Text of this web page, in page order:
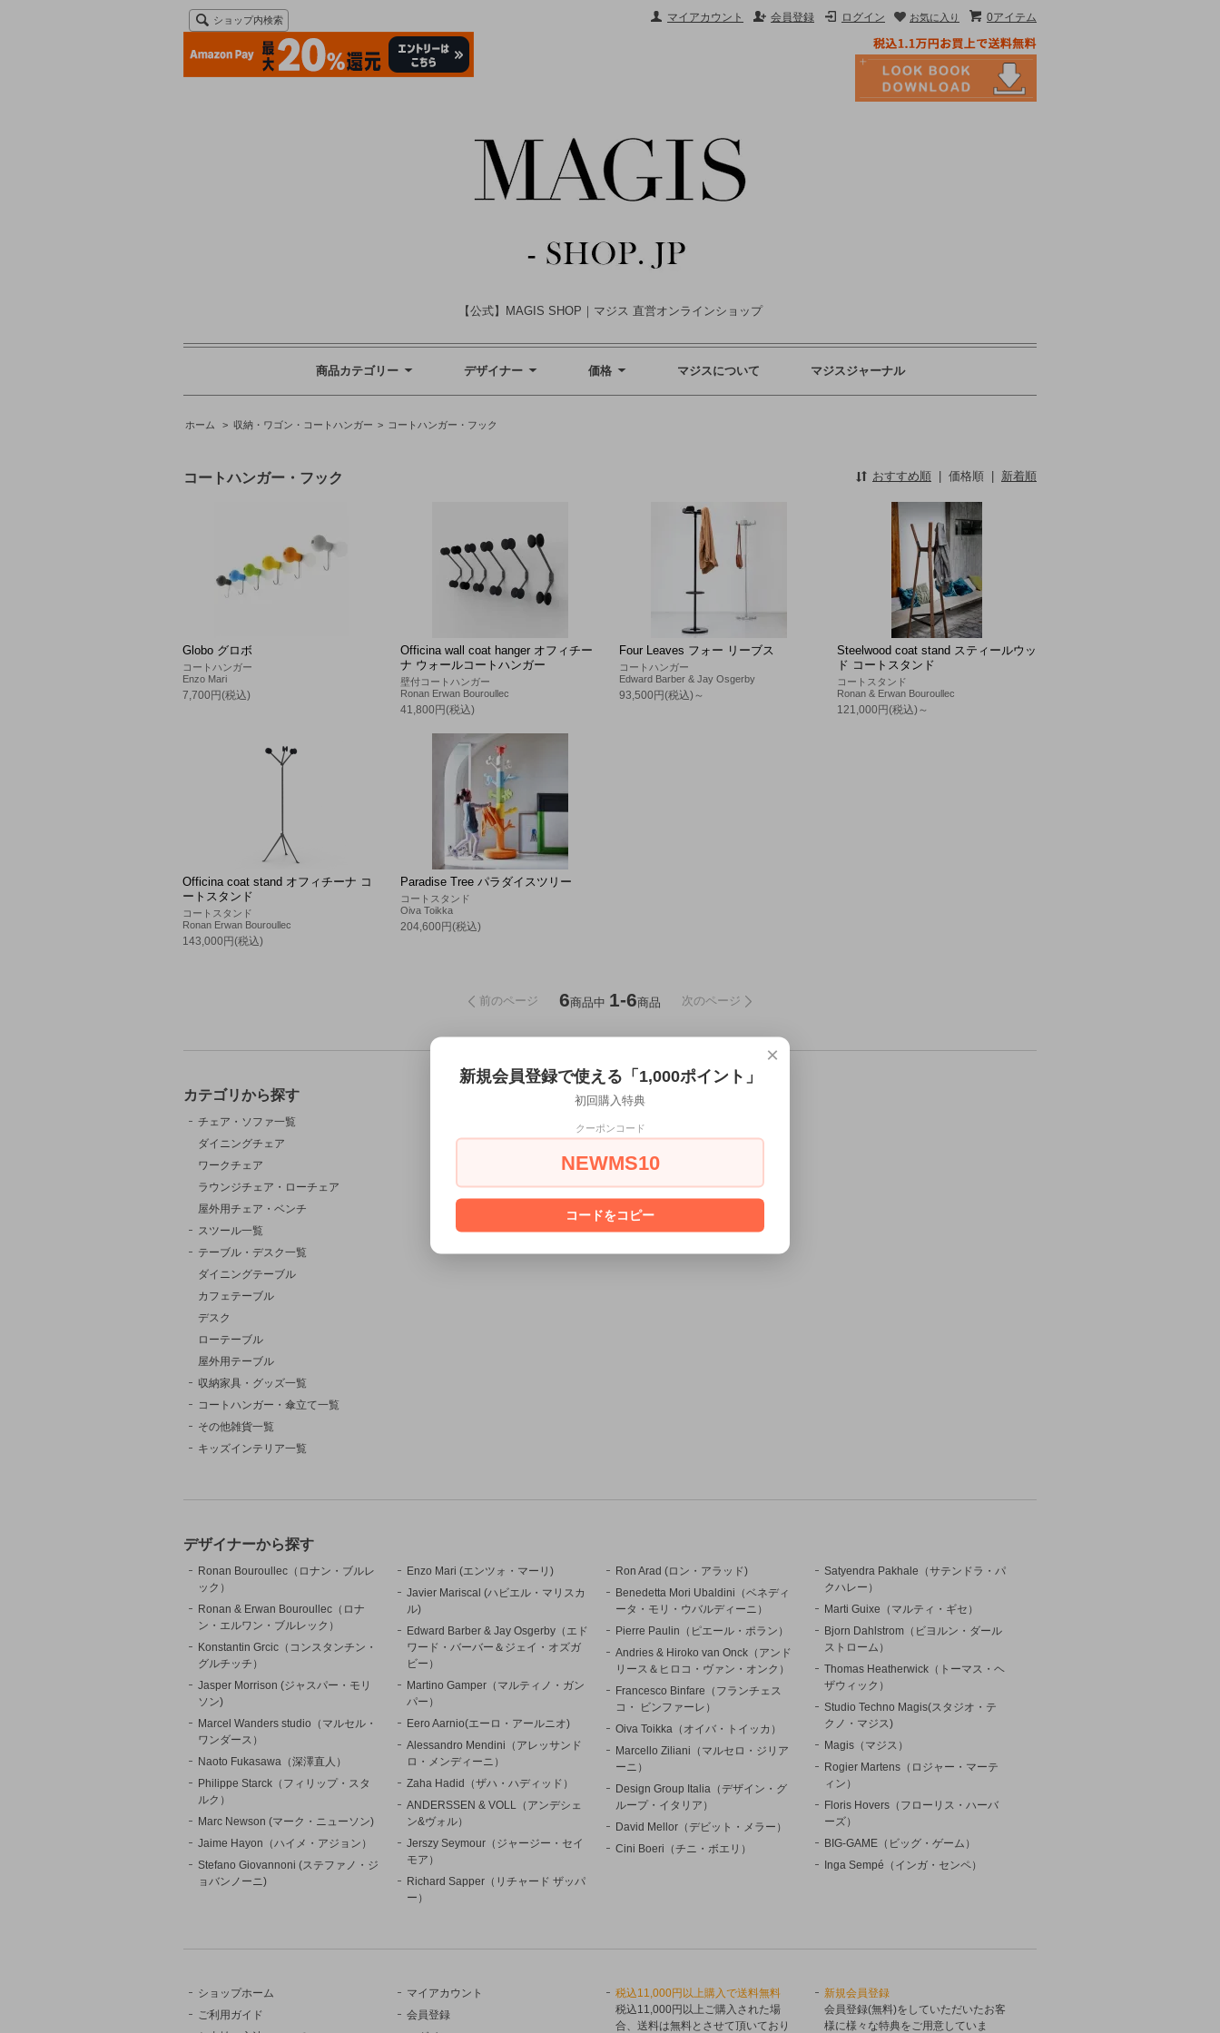
お気に入り 0アイテム
ログイン
会員登録
マイアカウント
ショップ内検索
【公式】MAGIS SHOP｜マジス 直営オンラインショップ
商品カテゴリー デザイナー 価格 マジスについて マジスジャーナル
ホーム > 収納・ワゴン・コートハンガー > コートハンガー・フック
コートハンガー・フック おすすめ順 | 価格順 | 新着順
Globo グロボ
コートハンガー
Enzo Mari
7,700円(税込)
Officina wall coat hanger オフィチー
ナ ウォールコートハンガー
壁付コートハンガー
Ronan Erwan Bouroullec
41,800円(税込)
Four Leaves フォー リーブス
コートハンガー
Edward Barber & Jay Osgerby
93,500円(税込)～
Steelwood coat stand スティールウッ
ド コートスタンド
コートスタンド
Ronan & Erwan Bouroullec
121,000円(税込)～
Officina coat stand オフィチーナ コ
ートスタンド
コートスタンド
Ronan Erwan Bouroullec
143,000円(税込)
Paradise Tree パラダイスツリー
コートスタンド
Oiva Toikka
204,600円(税込)
前のページ 6商品中 1-6商品 次のページ
カテゴリから探す
チェア・ソファ一覧
ダイニングチェア
ワークチェア
ラウンジチェア・ローチェア
屋外用チェア・ベンチ
スツール一覧
テーブル・デスク一覧
ダイニングテーブル
カフェテーブル
デスク
ローテーブル
屋外用テーブル
収納家具・グッズ一覧
コートハンガー・傘立て一覧
その他雑貨一覧
キッズインテリア一覧
デザイナーから探す
Ronan Bouroullec（ロナン・ブルレ
ック）
Ronan & Erwan Bouroullec（ロナ
ン・エルワン・ブルレック）
Konstantin Grcic（コンスタンチン・
グルチッチ）
Jasper Morrison (ジャスパー・モリ
ソン)
Marcel Wanders studio（マルセル・
ワンダース）
Naoto Fukasawa（深澤直人）
Philippe Starck（フィリップ・スタ
ルク）
Marc Newson (マーク・ニューソン)
Jaime Hayon（ハイメ・アジョン）
Stefano Giovannoni (ステファノ・ジ
ョバンノーニ)
Enzo Mari (エンツォ・マーリ)
Javier Mariscal (ハビエル・マリスカ
ル)
Edward Barber & Jay Osgerby（エド
ワード・バーバー＆ジェイ・オズガ
ビー）
Martino Gamper（マルティノ・ガン
パー）
Eero Aarnio(エーロ・アールニオ)
Alessandro Mendini（アレッサンド
ロ・メンディーニ）
Zaha Hadid（ザハ・ハディッド）
ANDERSSEN & VOLL（アンデシェ
ン&ヴォル）
Jerszy Seymour（ジャージー・セイ
モア）
Richard Sapper（リチャード ザッパ
ー）
Ron Arad (ロン・アラッド)
Benedetta Mori Ubaldini（ベネディ
ータ・モリ・ウバルディーニ）
Pierre Paulin（ピエール・ポラン）
Andries & Hiroko van Onck（アンド
リース＆ヒロコ・ヴァン・オンク）
Francesco Binfare（フランチェス
コ・ ビンファーレ）
Oiva Toikka（オイバ・トイッカ）
Marcello Ziliani（マルセロ・ジリア
ーニ）
Design Group Italia（デザイン・グ
ループ・イタリア）
David Mellor（デビット・メラー）
Cini Boeri（チニ・ボエリ）
Satyendra Pakhale（サテンドラ・パ
クハレー）
Marti Guixe（マルティ・ギセ）
Bjorn Dahlstrom（ビヨルン・ダール
ストローム）
Thomas Heatherwick（トーマス・ヘ
ザウィック）
Studio Techno Magis(スタジオ・テ
クノ・マジス)
Magis（マジス）
Rogier Martens（ロジャー・マーテ
ィン）
Floris Hovers（フローリス・ハーバ
ーズ）
BIG-GAME（ビッグ・ゲーム）
Inga Sempé（インガ・センペ）
ショップホーム
ご利用ガイド
マイアカウント
会員登録
税込11,000円以上購入で送料無料
税込11,000円以上ご購入された場
合、送料は無料とさせて頂いており
新規会員登録
会員登録(無料)をしていただいたお客
様に様々な特典をご用意していま
×
新規会員登録で使える「1,000ポイント」
初回購入特典
クーポンコード
NEWMS10
コードをコピー